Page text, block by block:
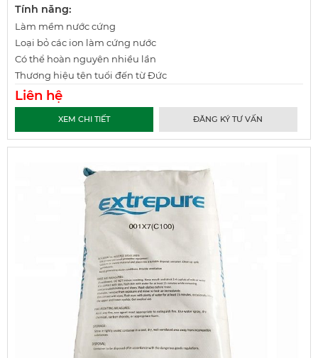
Tính năng:
Làm mềm nước cứng
Loại bỏ các ion làm cứng nước
Có thể hoàn nguyên nhiều lần
Thương hiệu tên tuổi đến từ Đức
Liên hệ
XEM CHI TIẾT ĐĂNG KÝ TƯ VẤN